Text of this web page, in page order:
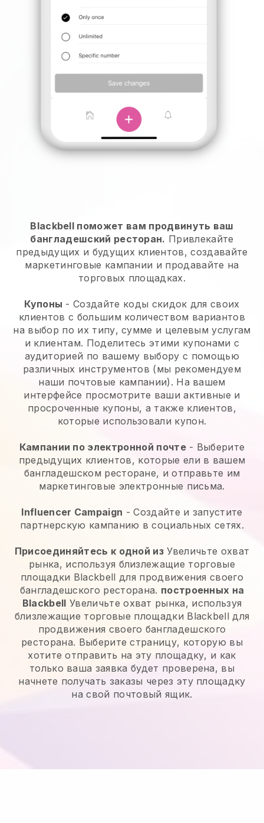
Blackbell поможет вам продвинуть ваш
бангладешский ресторан. Привлекайте
предыдущих и будущих клиентов, создавайте
маркетинговые кампании и продавайте на
торговых площадках.
Купоны - Создайте коды скидок для своих
клиентов с большим количеством вариантов
на выбор по их типу, сумме и целевым услугам
и клиентам. Поделитесь этими купонами с
аудиторией по вашему выбору с помощью
различных инструментов (мы рекомендуем
наши почтовые кампании). На вашем
интерфейсе просмотрите ваши активные и
просроченные купоны, а также клиентов,
которые использовали купон.
Кампании по электронной почте- Выберите
предыдущих клиентов, которые ели в вашем
бангладешском ресторане, и отправьте им
маркетинговые электронные письма.
Influencer Campaign - Создайте и запустите
партнерскую кампанию в социальных сетях.
Присоединяйтесь к одной из Увеличьте охват
рынка, используя близлежащие торговые
площадки Blackbell для продвижения своего
бангладешского ресторана. построенных на
Blackbell Увеличьте охват рынка, используя
близлежащие торговые площадки Blackbell для
продвижения своего бангладешского
ресторана. Выберите страницу, которую вы
хотите отправить на эту площадку, и как
только ваша заявка будет проверена, вы
начнете получать заказы через эту площадку
на свой почтовый ящик.